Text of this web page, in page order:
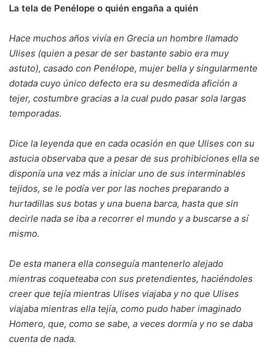
La tela de Penélope o quién engaña a quién
Hace muchos años vivía en Grecia un hombre llamado
Ulises (quien a pesar de ser bastante sabio era muy
astuto), casado con Penélope, mujer bella y singularmente
dotada cuyo único defecto era su desmedida afición a
tejer, costumbre gracias a la cual pudo pasar sola largas
temporadas.
Dice la leyenda que en cada ocasión en que Ulises con su
astucia observaba que a pesar de sus prohibiciones ella se
disponía una vez más a iniciar uno de sus interminables
tejidos, se le podía ver por las noches preparando a
hurtadillas sus botas y una buena barca, hasta que sin
decirle nada se iba a recorrer el mundo y a buscarse a sí
mismo.
De esta manera ella conseguía mantenerlo alejado
mientras coqueteaba con sus pretendientes, haciéndoles
creer que tejía mientras Ulises viajaba y no que Ulises
viajaba mientras ella tejía, como pudo haber imaginado
Homero, que, como se sabe, a veces dormía y no se daba
cuenta de nada.